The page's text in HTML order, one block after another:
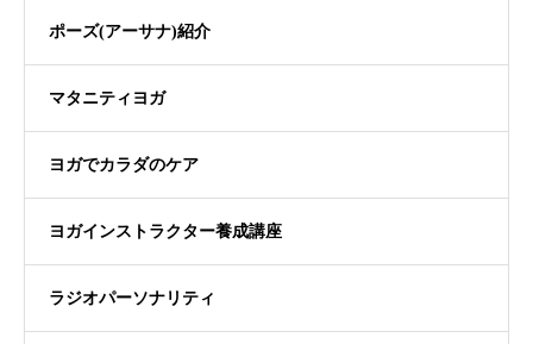
ポーズ(アーサナ)紹介
マタニティヨガ
ヨガでカラダのケア
ヨガインストラクター養成講座
ラジオパーソナリティ